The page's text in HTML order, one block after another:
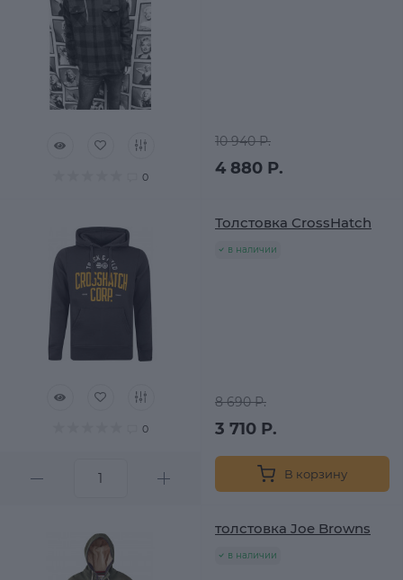
0
10 940 Р.
4 880 Р.
0
Толстовка CrossHatch
в наличии
8 690 Р.
3 710 Р.
В корзину
толстовка Joe Browns
в наличии